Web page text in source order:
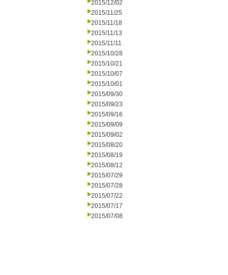
2015/12/02
2015/11/25
2015/11/18
2015/11/13
2015/11/11
2015/10/28
2015/10/21
2015/10/07
2015/10/01
2015/09/30
2015/09/23
2015/09/16
2015/09/09
2015/09/02
2015/08/20
2015/08/19
2015/08/12
2015/07/29
2015/07/28
2015/07/22
2015/07/17
2015/07/08